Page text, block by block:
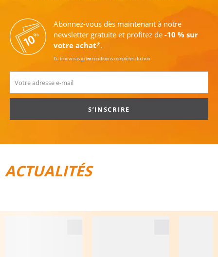
Abonnez-vous dès maintenant à notre
newsletter gratuite et profitez de -10 % sur
votre achat*.
Tu trouverasiciles conditions complètes du bon
S’INSCRIRE
ACTUALITÉS